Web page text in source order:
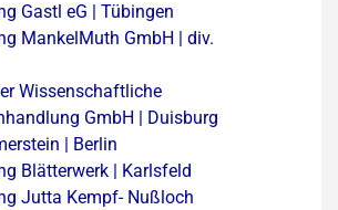
Gastl eG | Tübingen
MankelMuth GmbH | div.
Wissenschaftliche
GmbH | Duisburg
| Berlin
Blätterwerk | Karlsfeld
Jutta Kempf- Nußloch